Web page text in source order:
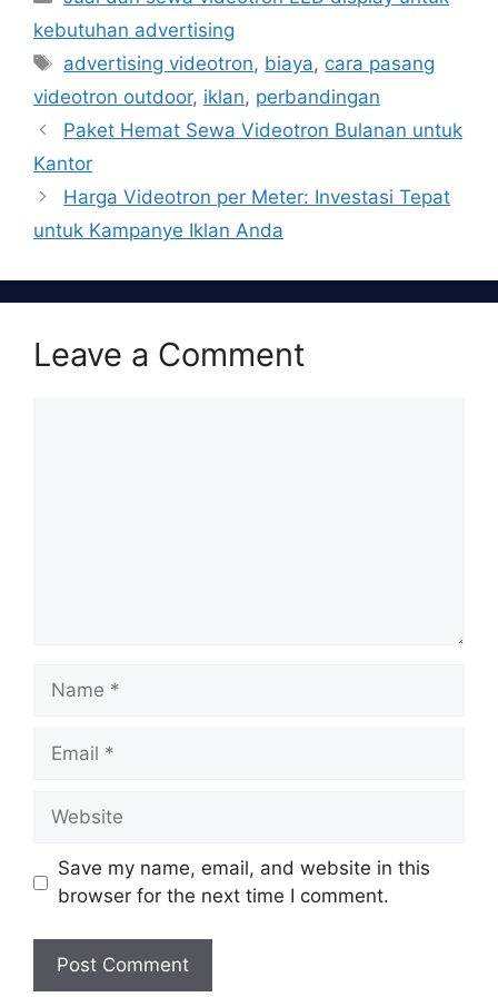
kebutuhan advertising
Tags
advertising videotron, biaya, cara pasang
videotron outdoor, iklan, perbandingan
Paket Hemat Sewa Videotron Bulanan untuk
Kantor
Harga Videotron per Meter: Investasi Tepat
untuk Kampanye Iklan Anda
Leave a Comment
Name
Email
Website
Save my name, email, and website in this
browser for the next time I comment.